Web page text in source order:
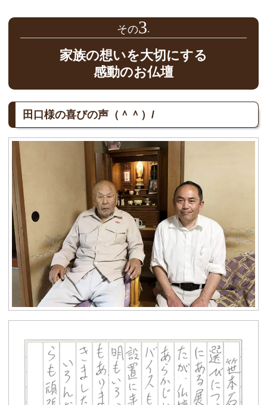
3
家族の想いを大切にする
感動のお仏壇
田口様の喜びの声（＾＾）/